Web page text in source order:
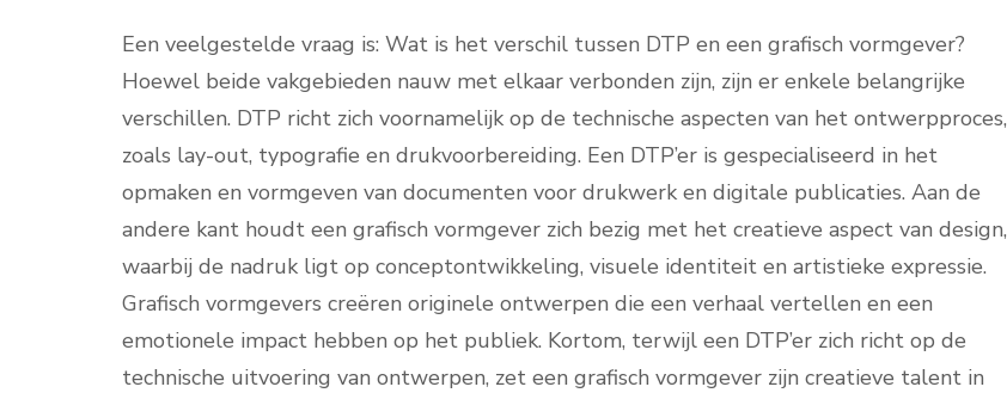
Een veelgestelde vraag is: Wat is het verschil tussen DTP en een grafisch vormgever?
Hoewel beide vakgebieden nauw met elkaar verbonden zijn, zijn er enkele belangrijke
verschillen. DTP richt zich voornamelijk op de technische aspecten van het ontwerpproces,
zoals lay-out, typografie en drukvoorbereiding. Een DTP’er is gespecialiseerd in het
opmaken en vormgeven van documenten voor drukwerk en digitale publicaties. Aan de
andere kant houdt een grafisch vormgever zich bezig met het creatieve aspect van design,
waarbij de nadruk ligt op conceptontwikkeling, visuele identiteit en artistieke expressie.
Grafisch vormgevers creëren originele ontwerpen die een verhaal vertellen en een
emotionele impact hebben op het publiek. Kortom, terwijl een DTP’er zich richt op de
technische uitvoering van ontwerpen, zet een grafisch vormgever zijn creatieve talent in